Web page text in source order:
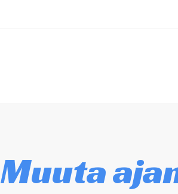
Muuta